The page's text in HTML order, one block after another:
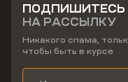
ПОДПИШИТЕСЬ
НА РАССЫЛКУ
Никакого спама,
чтобы быть в курсе